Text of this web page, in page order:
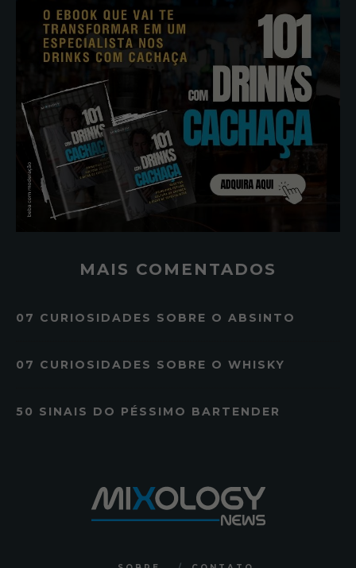
MAIS COMENTADOS
07 CURIOSIDADES SOBRE O ABSINTO
07 CURIOSIDADES SOBRE O WHISKY
50 SINAIS DO PÉSSIMO BARTENDER